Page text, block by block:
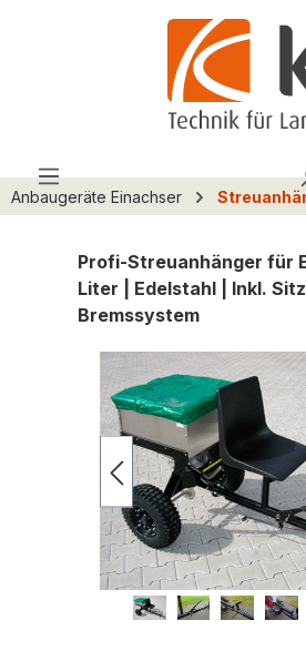
Anbaugeräte Einachser
Profi-Streuanhänger für
Liter | Edelstahl | Inkl.
Bremssystem
Bildergalerie überspringen